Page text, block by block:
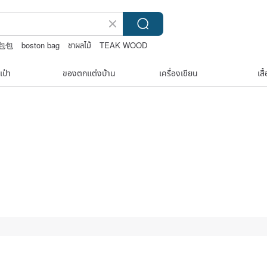
包 boston bag ชาผลไม้ TEAK WOOD
ป๋า ของตกแต่งบ้าน เครื่องเขียน เ